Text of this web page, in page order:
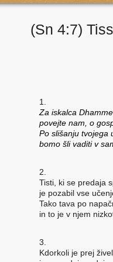
(Sn 4:7)
1.
Za iskalca
povejte nam, o
Po slišanju tvojega
bomo šli vaditi v
2.
Tisti, ki se predaja
je pozabil vse
Tako tava po
in to je v njem
3.
Kdorkoli je prej